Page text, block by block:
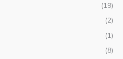
(19)
(2)
(1)
(8)